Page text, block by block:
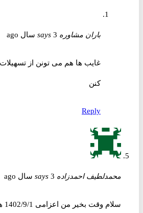
باران مشاوره says 3 سال ago
غایب ها هم می تونن از تسهیلات
Reply
محمدلطیف احمدزاده says 3 سال ago